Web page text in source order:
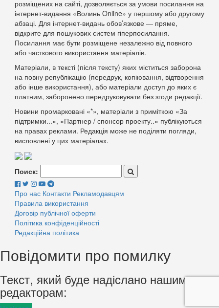
розміщених на сайті, дозволяється за умови посилання на
інтернет-видання «Волинь Online» у першому або другому
абзаці. Для інтернет-видань обов’язкове — пряме,
відкрите для пошукових систем гіперпосилання.
Посилання має бути розміщене незалежно від повного
або часткового використання матеріалів.
Матеріали, в тексті (після тексту) яких міститься заборона
на повну републікацію (передрук, копіювання, відтворення
або інше використання), або матеріали доступ до яких є
платним, заборонено передруковувати без згоди редакції.
Новини промарковані «*», матеріали з приміткою «За
підтримки...», «Партнер / спонсор проекту..» публікуються
на правах реклами. Редакція може не поділяти погляди,
висловлені у цих матеріалах.
Поиск:
Про нас Контакти Рекламодавцям
Правила використання
Договір публічної оферти
Політика конфіденційності
Редакційна політика
Повідомити про помилку
Текст, який буде надіслано нашим
редакторам: